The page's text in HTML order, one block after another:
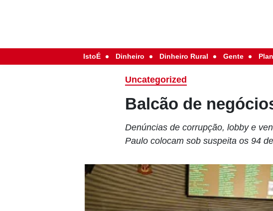
IstoÉ Dinheiro Dinheiro Rural Gente
Uncategorized
Balcão de
Denúncias de corrupção, lobby e
Paulo colocam sob suspeita os 94